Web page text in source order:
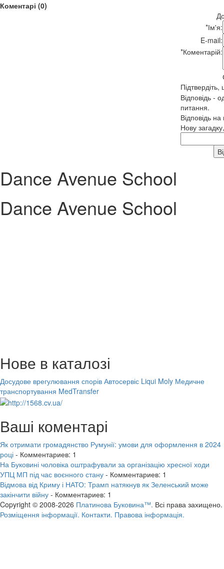
Коментарі (0)
*Ім'я:
E-mail:
*Коментарій:
Відповідь -
питання.
Відповідь
Нову
Dance Avenue School
Dance Avenue School
Нове в каталозі
Досудове врегулювання спорів Автосервіс Liqui Moly Медичне
транспортування MedTransfer
Ваші коментарі
Як отримати громадянство Румунії: умови для оформлення в 2024
році - Комментариев: 1
На Буковині чоловіка оштрафували за організацію хресної ходи
УПЦ МП під час воєнного стану - Комментариев: 1
Відмова від Криму і НАТО: Трамп натякнув як Зеленський може
закінчити війну - Комментариев: 1
Copyright © 2008-2026 Платинова Буковина™. Всі права захищено.
Розміщення інформації. Контакти. Правова інформація.